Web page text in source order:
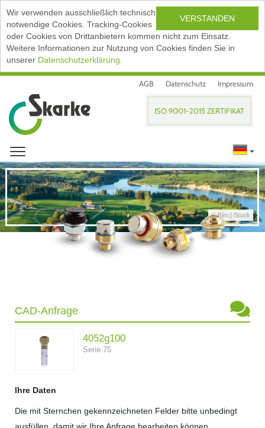
VERSTANDEN
Wir verwenden ausschließlich technisch
notwendige Cookies. Tracking-Cookies
oder Cookies von Drittanbietern kommen nicht zum Einsatz.
Weitere Informationen zur Nutzung von Cookies finden Sie in
unserer Datenschutzerklärung.
AGB Datenschutz Impressum
ISO 9001-2015 ZERTIFIKAT
© Bim | iStock
CAD-Anfrage
4052g100
Serie 75
Ihre Daten
Die mit Sternchen gekennzeichneten Felder bitte unbedingt